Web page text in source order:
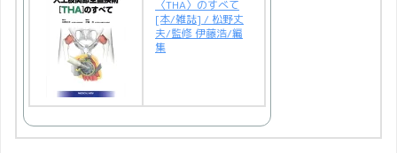
〈THA〉のすべて
[本/雑誌] / 松野丈
夫/監修 伊藤浩/編
集